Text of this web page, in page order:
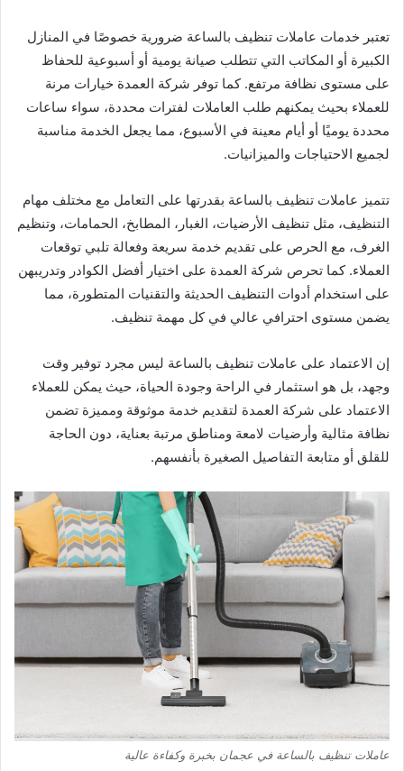
تعتبر خدمات عاملات تنظيف بالساعة ضرورية خصوصًا في المنازل
الكبيرة أو المكاتب التي تتطلب صيانة يومية أو أسبوعية للحفاظ
على مستوى نظافة مرتفع. كما توفر شركة العمدة خيارات مرنة
للعملاء بحيث يمكنهم طلب العاملات لفترات محددة، سواء ساعات
محددة يوميًا أو أيام معينة في الأسبوع، مما يجعل الخدمة مناسبة
لجميع الاحتياجات والميزانيات.
تتميز عاملات تنظيف بالساعة بقدرتها على التعامل مع مختلف مهام
التنظيف، مثل تنظيف الأرضيات، الغبار، المطابخ، الحمامات، وتنظيم
الغرف، مع الحرص على تقديم خدمة سريعة وفعالة تلبي توقعات
العملاء. كما تحرص شركة العمدة على اختيار أفضل الكوادر وتدريبهن
على استخدام أدوات التنظيف الحديثة والتقنيات المتطورة، مما
يضمن مستوى احترافي عالي في كل مهمة تنظيف.
إن الاعتماد على عاملات تنظيف بالساعة ليس مجرد توفير وقت
وجهد، بل هو استثمار في الراحة وجودة الحياة، حيث يمكن للعملاء
الاعتماد على شركة العمدة لتقديم خدمة موثوقة ومميزة تضمن
نظافة مثالية وأرضيات لامعة ومناطق مرتبة بعناية، دون الحاجة
للقلق أو متابعة التفاصيل الصغيرة بأنفسهم.
عاملات تنظيف بالساعة في عجمان بخبرة وكفاءة عالية